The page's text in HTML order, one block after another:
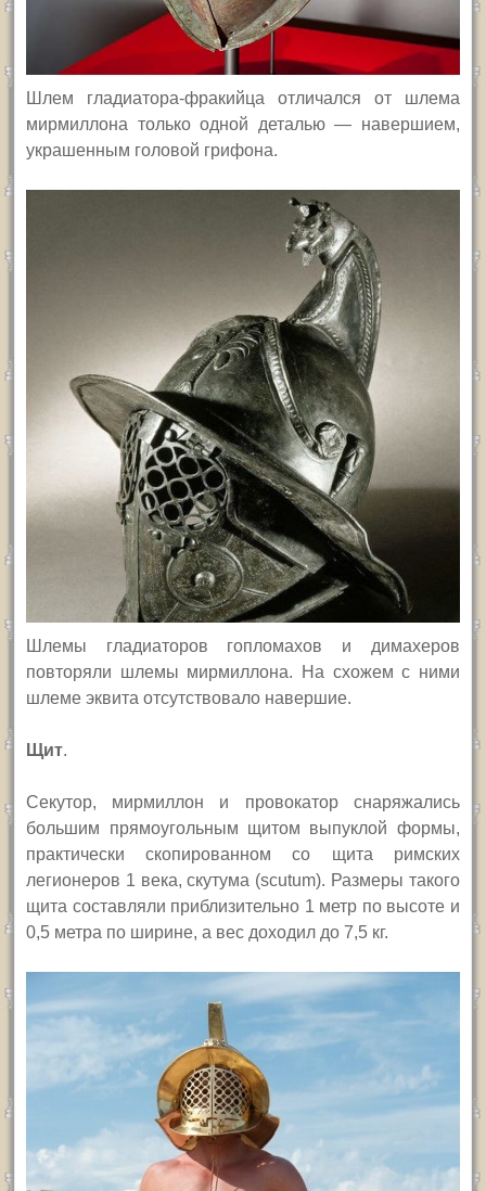
Шлем гладиатора-фракийца отличался от шлема
мирмиллона только одной деталью — навершием,
украшенным головой грифона.
Шлемы гладиаторов гопломахов и димахеров
повторяли шлемы мирмиллона. На схожем с ними
шлеме эквита отсутствовало навершие.
Щит.
Секутор, мирмиллон и провокатор снаряжались
большим прямоугольным щитом выпуклой формы,
практически скопированном со щита римских
легионеров 1 века, скутума (scutum). Размеры такого
щита составляли приблизительно 1 метр по высоте и
0,5 метра по ширине, а вес доходил до 7,5 кг.